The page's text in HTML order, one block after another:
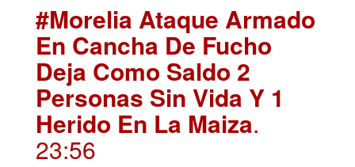
#Morelia Ataque Armado
En Cancha De Fucho
Deja Como Saldo 2
Personas Sin Vida Y 1
Herido En La Maiza.
23:56